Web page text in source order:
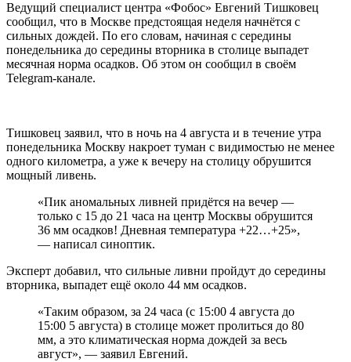
Ведущий специалист центра «Фобос» Евгений Тишковец
сообщил, что в Москве предстоящая неделя начнётся с
сильных дождей. По его словам, начиная с середины
понедельника до середины вторника в столице выпадет
месячная норма осадков. Об этом он сообщил в своём
Telegram-канале.
Тишковец заявил, что в ночь на 4 августа и в течение утра
понедельника Москву накроет туман с видимостью не менее
одного километра, а уже к вечеру на столицу обрушится
мощный ливень.
«Пик аномальных ливней придётся на вечер —
только с 15 до 21 часа на центр Москвы обрушится
36 мм осадков! Дневная температура +22…+25»,
— написал синоптик.
Эксперт добавил, что сильные ливни пройдут до середины
вторника, выпадет ещё около 44 мм осадков.
«Таким образом, за 24 часа (с 15:00 4 августа до
15:00 5 августа) в столице может пролиться до 80
мм, а это климатическая норма дождей за весь
август», — заявил Евгений.